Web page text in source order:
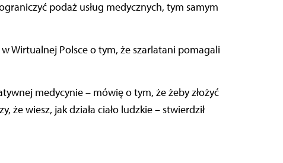
podaż usług medycznych, tym samym
Wirtualnej Polsce o tym, że szarlatani pomagali
medycynie – mówię o tym, że żeby złożyć
że wiesz, jak działa ciało ludzkie – stwierdził